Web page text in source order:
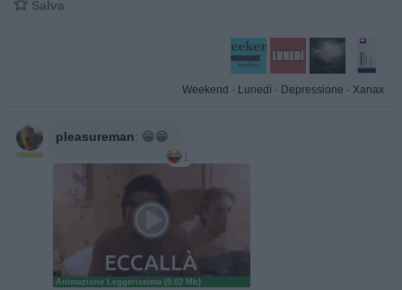
 Salva
Weekend · Lunedì · Depressione · Xanax
pleasureman: 😁😁
1
Animazione Leggerissima (0.02 Mb)